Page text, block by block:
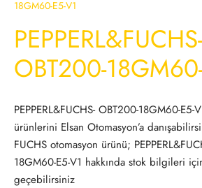
18GM60-E5-V1
PEPPERL&FUCHS-
OBT200-
PEPPERL&FUCHS- OBT200-18GM60-E5-
ürünlerini Elsan Otomasyon’a
FUCHS otomasyon ürünü;
18GM60-E5-V1 hakkında stok bilgileri
geçebilirsiniz